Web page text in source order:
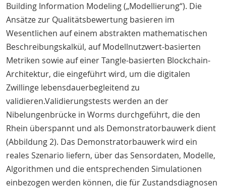
Building Information Modeling („Modellierung“). Die
Ansätze zur Qualitätsbewertung basieren im
Wesentlichen auf einem abstrakten mathematischen
Beschreibungskalkül, auf Modellnutzwert-basierten
Metriken sowie auf einer Tangle-basierten Blockchain-
Architektur, die eingeführt wird, um die digitalen
Zwillinge lebensdauerbegleitend zu
validieren.Validierungstests werden an der
Nibelungenbrücke in Worms durchgeführt, die den
Rhein überspannt und als Demonstratorbauwerk dient
(Abbildung 2). Das Demonstratorbauwerk wird ein
reales Szenario liefern, über das Sensordaten, Modelle,
Algorithmen und die entsprechenden Simulationen
einbezogen werden können, die für Zustandsdiagnosen